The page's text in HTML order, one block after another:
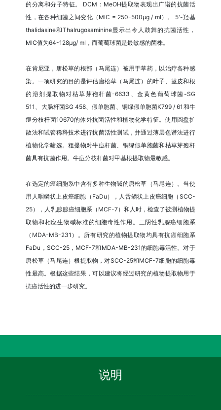
的分离和分子特征。 DCM：MeOH提取物表现出广谱的抗菌活
性，在各种细菌之间变化（MIC = 250-500µg / ml）。 5'-羟基
thalidasine和Thalrugosaminine显示出令人鼓舞的抗菌活性，
MIC值为64-128μg/ ml，而葡萄球菌是最敏感的菌株。
在肯尼亚，唐松草的根部（马尾连）被用于草药，以治疗各种感
染。一项研究的目的是评估唐松草（马尾连）的叶子、茎皮和根
的溶剂提取物对枯草芽孢杆菌-6633、金黄色葡萄球菌-SG
511、大肠杆菌SG 458、假单胞菌、铜绿假单胞菌K799 / 61和牛
痘分枝杆菌10670的体外抗菌活性和植物化学特征。使用圆盘扩
散法和试管稀释技术进行抗菌活性测试，并通过薄层色谱法进行
植物化学筛选。粗提物对牛痘杆菌、铜绿假单胞菌和枯草芽孢杆
菌具有抗菌作用。牛痘分枝杆菌对甲基根提取物最敏感。
在选定的癌细胞系中含有多种生物碱的唐松草（马尾连）。当使
用人咽鳞状上皮癌细胞（FaDu），人舌鳞状上皮癌细胞（SCC-
25），人乳腺腺癌细胞系（MCF-7）和人时，检查了被测植物提
取物和相应生物碱标准的细胞毒性作用。三阴性乳腺癌细胞系
（MDA-MB-231）。所有研究的植物提取物均具有抗癌细胞系
FaDu，SCC-25，MCF-7和MDA-MB-231的细胞毒活性。对于
唐松草（马尾连）根提取物，对SCC-25和MCF-7细胞的细胞毒
性最高。根据这些结果，可以建议将经过研究的植物提取物用于
抗癌活性的进一步研究。
说明